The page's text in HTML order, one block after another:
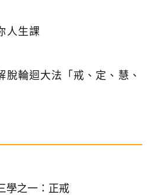
人生課
脫輪迴大法「戒、定、慧、
學之一：正戒